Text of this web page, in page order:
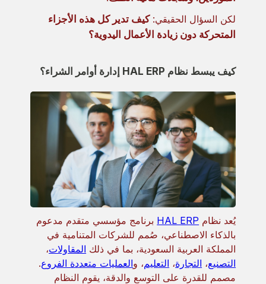
لكن السؤال الحقيقي:كيف تدير كل هذه الأجزاء
المتحركة دون زيادة الأعمال اليدوية؟
كيف يبسط نظام HAL ERP إدارة أوامر الشراء؟
يُعد نظام HAL ERP برنامج مؤسسي متقدم مدعوم
بالذكاء الاصطناعي، صُمم للشركات المتنامية في
المملكة العربية السعودية، بما في ذلك المقاولات،
التصنيع، التجارة، التعليم، والعمليات متعددة الفروع.
مصمم للقدرة على التوسع والدقة، يقوم النظام